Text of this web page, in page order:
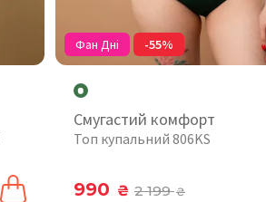
Фан Дні -55%
Смугастий комфорт
Топ купальний 806KS
990 ₴ 2 199₴